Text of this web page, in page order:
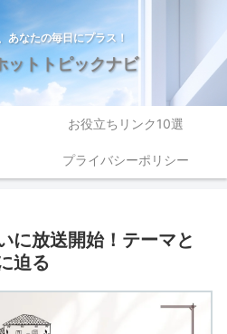
あなたの毎日にプラス！
ットトピックナビ
お役立ちリンク10選
プライバシーポリシー
に放送開始！テーマと
迫る